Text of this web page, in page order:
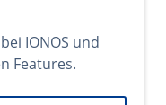
IONOS und
Features.